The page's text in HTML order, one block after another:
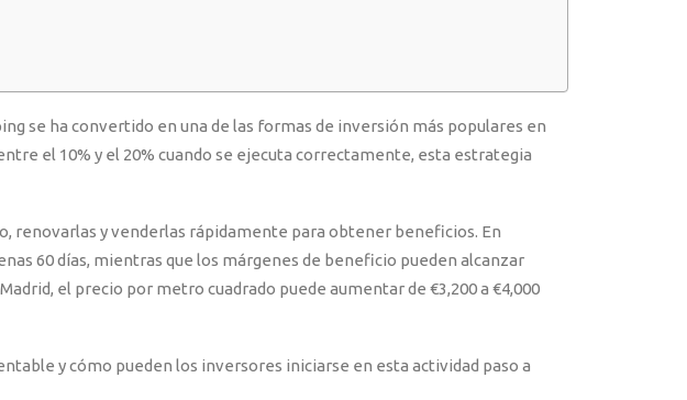
se ha convertido en una de las formas de inversión más populares en
el 10% y el 20% cuando se ejecuta correctamente, esta estrategia
renovarlas y venderlas rápidamente para obtener beneficios. En
60 días, mientras que los márgenes de beneficio pueden alcanzar
el precio por metro cuadrado puede aumentar de €3,200 a €4,000
y cómo pueden los inversores iniciarse en esta actividad paso a